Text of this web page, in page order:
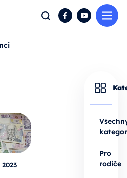
Hledat FacebookYouTube
2023
Pro
rodiče